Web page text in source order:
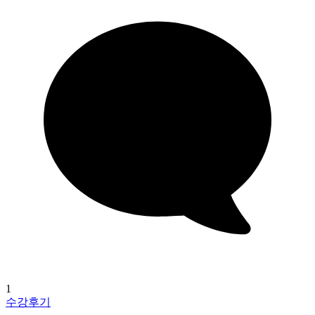
1
수강후기